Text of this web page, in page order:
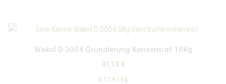
Wakol D 3004 Grundierung Konzentrat 10Kg
81,13 €
8,11 € / kg